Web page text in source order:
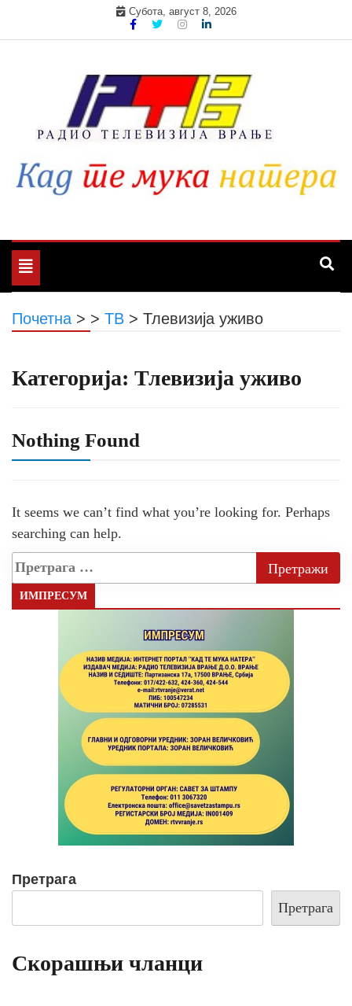
Субота, август 8, 2026
Toggle
navigation
Почетна > > ТВ > Тлевизија уживо
Категорија: Тлевизија уживо
Nothing Found
It seems we can’t find what you’re looking for. Perhaps
searching can help.
ИМПРЕСУМ
Претрага
Претрага
Скорашњи чланци